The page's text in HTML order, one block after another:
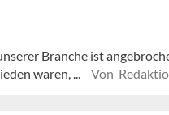
Branche ist
waren, ...
Von